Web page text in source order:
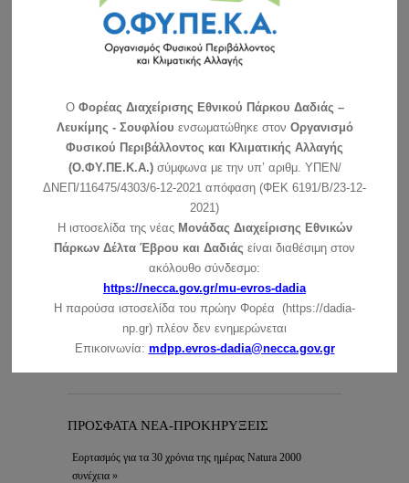
ΑΝΑΖΗΤΗΣΗ
ΠΡΟΣΦΑΤΑ ΝΕΑ-ΠΡΟΚΗΡΥΞΕΙΣ
Εορτασμός για τα 30 χρόνια της ημέρας Natura 2000
συνέχεια »
O Φορέας Διαχείρισης Εθνικού Πάρκου Δαδιάς –
Λευκίμης - Σουφλίου ενσωματώθηκε στον Οργανισμό
Φυσικού Περιβάλλοντος και Κλιματικής Αλλαγής
(Ο.ΦΥ.ΠΕ.Κ.Α.)σύμφωνα με την υπ’ αριθμ. ΥΠΕΝ/
ΔΝΕΠ/116475/4303/6-12-2021 απόφαση (ΦΕΚ 6191/Β/23-12-
2021)
Η ιστοσελίδα της νέας Μονάδας Διαχείρισης Εθνικών
Πάρκων Δέλτα Έβρου και Δαδιάς είναι διαθέσιμη στον
ακόλουθο σύνδεσμο:
https://necca.gov.gr/mu-evros-dadia
Η παρούσα ιστοσελίδα του πρώην Φορέα (https://dadia-
np.gr) πλέον δεν ενημερώνεται
Επικοινωνία: mdpp.evros-dadia@necca.gov.gr